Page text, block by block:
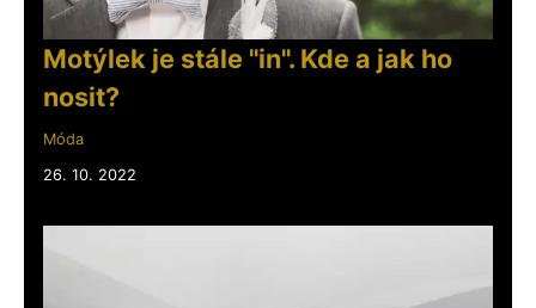
Motýlek je stále "in". Kde a jak ho
nosit?
Móda
26. 10. 2022